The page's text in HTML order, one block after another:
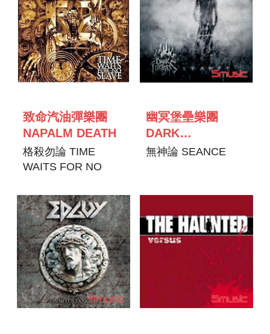
致命汽油彈樂團
NAPALM DEATH
格殺勿論 TIME
WAITS FOR NO
幽冥堡壘樂團
DARK
FORTRESS
無神論 SEANCE